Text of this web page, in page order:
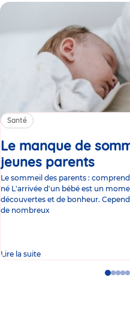
Santé
Le manque de
jeunes parents
Le sommeil des parents :
né L'arrivée d'un bébé est un
découvertes et de bonheur.
de nombreux
Lire la suite
GoGoGo